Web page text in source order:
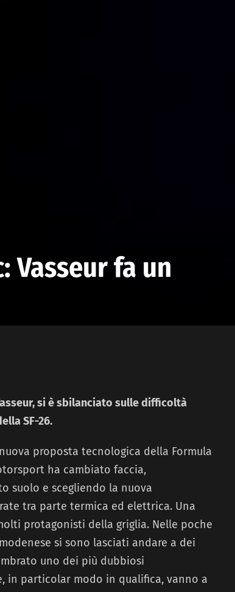
Vasseur fa un
si è sbilanciato sulle difficoltà
SF-26.
proposta tecnologica della Formula
ha cambiato faccia,
suolo e scegliendo la nuova
tra parte termica ed elettrica. Una
protagonisti della griglia. Nelle poche
si sono lasciati andare a dei
uno dei più dubbiosi
in particolar modo in qualifica, vanno a